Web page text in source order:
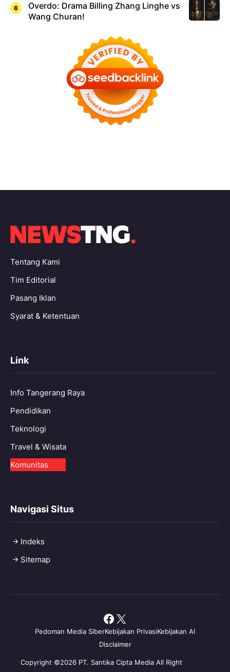
Overdo: Drama Billing Zhang Linghe vs
Wang Churan!
Tentang Kami
Tim Editorial
Pasang Iklan
Syarat & Ketentuan
Link
Info Tangerang Raya
Pendidikan
Teknologi
Travel & Wisata
Komunitas
Navigasi Situs
Indeks
Sitemap
Copyright ©2026 PT. Santika Cipta Media All Right
Pedoman Media SiberKebijakan PrivasiKebijakan AI
Disclaimer
Facebook
X